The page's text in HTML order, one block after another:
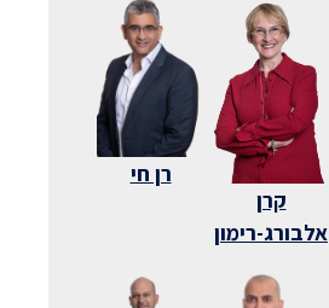
קרן
אלבורג-רימון
רן חי